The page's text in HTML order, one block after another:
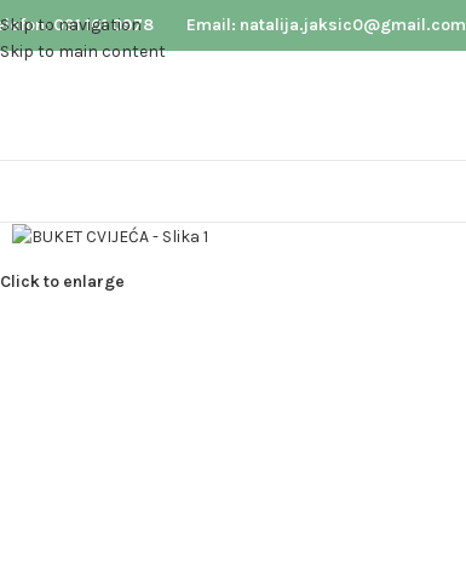
Skip to navigation
Skip to main content
091 161 0978 Email: natalija.jaksic0@gmail.com
Click to enlarge